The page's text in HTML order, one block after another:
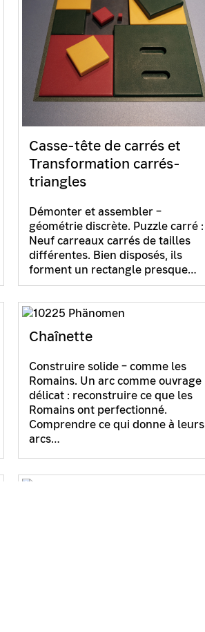
Casse-tête de carrés et
Transformation carrés-
triangles
Démonter et assembler –
géométrie discrète. Puzzle carré :
Neuf carreaux carrés de tailles
différentes. Bien disposés, ils
forment un rectangle presque…
Chaînette
Construire solide – comme les
Romains. Un arc comme ouvrage
délicat : reconstruire ce que les
Romains ont perfectionné.
Comprendre ce qui donne à leurs
arcs…